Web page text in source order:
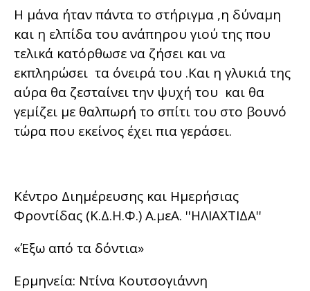
Η μάνα ήταν πάντα το στήριγμα ,η δύναμη
και η ελπίδα του ανάπηρου γιού της που
τελικά κατόρθωσε να ζήσει και να
εκπληρώσει τα όνειρά του .Και η γλυκιά της
αύρα θα ζεσταίνει την ψυχή του και θα
γεμίζει με θαλπωρή το σπίτι του στο βουνό
τώρα που εκείνος έχει πια γεράσει.
Κέντρο Διημέρευσης και Ημερήσιας
Φροντίδας (Κ.Δ.Η.Φ.) Α.μεΑ. ''ΗΛΙΑΧΤΙΔΑ''
«Έξω από τα δόντια»
Ερμηνεία: Ντίνα Κουτσογιάννη